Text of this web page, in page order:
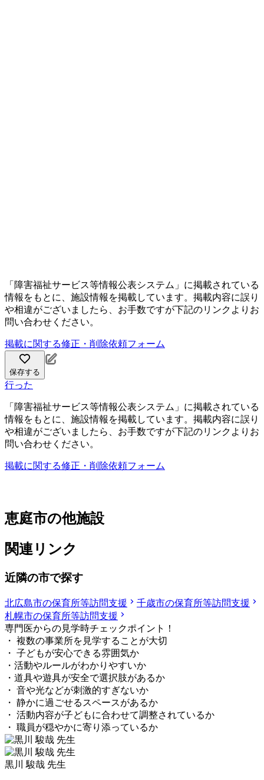
「障害福祉サービス等情報公表システム」に掲載されている
情報をもとに、施設情報を掲載しています。掲載内容に誤り
や相違がございましたら、お手数ですが下記のリンクよりお
問い合わせください。
掲載に関する修正・削除依頼フォーム
保存する
行った
「障害福祉サービス等情報公表システム」に掲載されている
情報をもとに、施設情報を掲載しています。掲載内容に誤り
や相違がございましたら、お手数ですが下記のリンクよりお
問い合わせください。
掲載に関する修正・削除依頼フォーム
恵庭市の他施設
関連リンク
近隣の市で探す
北広島市の保育所等訪問支援
千歳市の保育所等訪問支援
札幌市の保育所等訪問支援
専門医からの見学時チェックポイント！
・ 複数の事業所を見学することが大切
・ 子どもが安心できる雰囲気か
・活動やルールがわかりやすいか
・道具や遊具が安全で選択肢があるか
・ 音や光などが刺激的すぎないか
・ 静かに過ごせるスペースがあるか
・ 活動内容が子どもに合わせて調整されているか
・ 職員が穏やかに寄り添っているか
黒川 駿哉 先生